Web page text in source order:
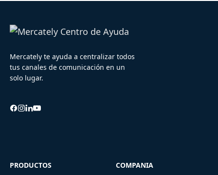
Mercately te ayuda a centralizar todos
tus canales de comunicación en un
solo lugar.
PRODUCTOS COMPANIA